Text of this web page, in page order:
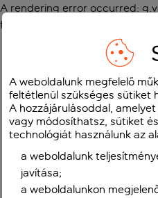
A rendering error occurred:
function
A weboldalunk megfelelő
feltétlenül szükséges sütiket
A hozzájárulásoddal,
vagy módosíthatsz, sütiket
technológiát használunk az
a weboldalunk
javítása;
a weboldalunkon